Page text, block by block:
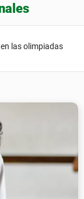
las olimpiadas